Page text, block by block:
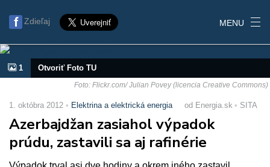
Zdieľaj MENU
1 Otvoriť Foto TU
Foto: Flickr.com/ Julian Povey (licencia Creative Commons)
1. októbra 2012 Elektrina a elektrická energia od Energia.sk SITA
Azerbajdžan zasiahol výpadok
prúdu, zastavili sa aj rafinérie